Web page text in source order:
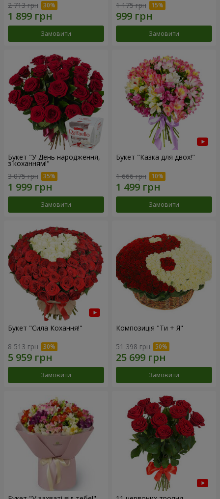
2 713 грн
Замовити
1 175 грн
Замовити
Букет "У День народження,
з коханням!"
3 075 грн
Замовити
Букет "Казка для двох!"
1 666 грн
Замовити
Букет "Сила Кохання!"
8 513 грн
Замовити
Композиція "Ти + Я"
51 398 грн
Замовити